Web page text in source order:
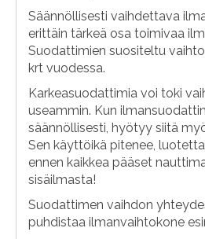
Säännöllisesti vaihdettava
erittäin tärkeä osa toimivaa
Suodattimien suositeltu
krt vuodessa.
Karkeasuodattimia voi toki
useammin. Kun
säännöllisesti, hyötyy siitä
Sen käyttöikä pitenee,
ennen kaikkea pääset
sisäilmasta!
Suodattimen vaihdon
puhdistaa ilmanvaihtokone